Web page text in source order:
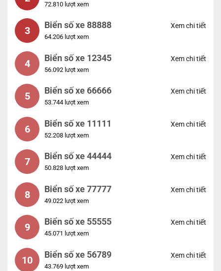
72.810 lượt xem
3 Biển số xe 88888
64.206 lượt xem
Xem chi tiết
4 Biển số xe 12345
56.092 lượt xem
Xem chi tiết
5 Biển số xe 66666
53.744 lượt xem
Xem chi tiết
6 Biển số xe 11111
52.208 lượt xem
Xem chi tiết
7 Biển số xe 44444
50.828 lượt xem
Xem chi tiết
8 Biển số xe 77777
49.022 lượt xem
Xem chi tiết
9 Biển số xe 55555
45.071 lượt xem
Xem chi tiết
10 Biển số xe 56789
43.769 lượt xem
Xem chi tiết